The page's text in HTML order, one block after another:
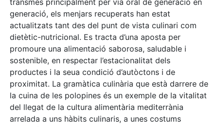
generació, els menjars recuperats han estat
actualitzats tant des del punt de vista culinari com
dietètic-nutricional. Es tracta d’una aposta per
promoure una alimentació saborosa, saludable i
sostenible, en respectar l’estacionalitat dels
productes i la seua condició d’autòctons i de
proximitat. La gramàtica culinària que està darrere de
la cuina de les polopines és un exemple de la vitalitat
del llegat de la cultura alimentària mediterrània
arrelada a uns hàbits culinaris, a unes costums